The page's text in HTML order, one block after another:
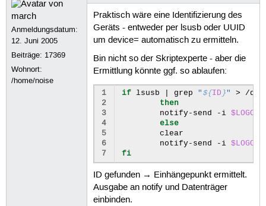
26
27
28
30
31
32
33
34
35
36
37
38
39
40
41
43
44
45
# Diskette aushängen
if
[ "$floppy_mount" =
"/
pumount
/media/
$mountpoint
notify-send -i $LOGO
exit
else
notify-send -i $LOGO "$TITLE
pmount
--sync --noatime
--
floppy_mount
$floppy_mount " =
"/
notify-send -i $LOGO "
fi
Anmeldungsdatum:
12. Juni 2005
Beiträge: 17369
Wohnort:
/home/noise
Praktisch wäre eine Identifizierung des
Geräts - entweder per lsusb oder UUID
um device= automatisch zu ermitteln.
Bin nicht so der Skriptexperte - aber die
Ermittlung könnte ggf. so ablaufen:
1
2
3
4
5
6
7
if lsusb grep " ${ID }" >
/
then
notify-send
-i $LOGO
else
notify-send
-i $LOGO
fi
ID gefunden → Einhängepunkt ermittelt.
Ausgabe an notify und Datenträger
einbinden.